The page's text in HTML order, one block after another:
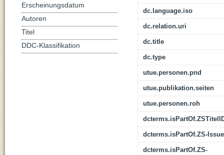
dc.language.iso
dc.relation.uri
dc.title
dc.type
utue.personen.pnd
utue.publikation.seiten
utue.personen.roh
dcterms.isPartOf.ZS-Issue
dcterms.isPartOf.ZS-
Erscheinungsdatum
Autoren
Titel
DDC-Klassifikation